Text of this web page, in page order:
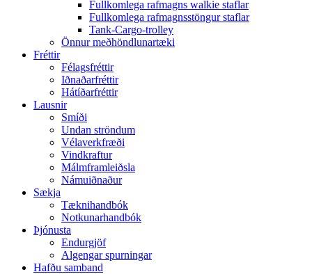
Fullkomlega rafmagns walkie staflar
Fullkomlega rafmagnsstöngur staflar
Tank-Cargo-trolley
Önnur meðhöndlunartæki
Fréttir
Félagsfréttir
Iðnaðarfréttir
Hátíðarfréttir
Lausnir
Smíði
Undan ströndum
Vélaverkfræði
Vindkraftur
Málmframleiðsla
Námuiðnaður
Sækja
Tæknihandbók
Notkunarhandbók
Þjónusta
Endurgjöf
Algengar spurningar
Hafðu samband